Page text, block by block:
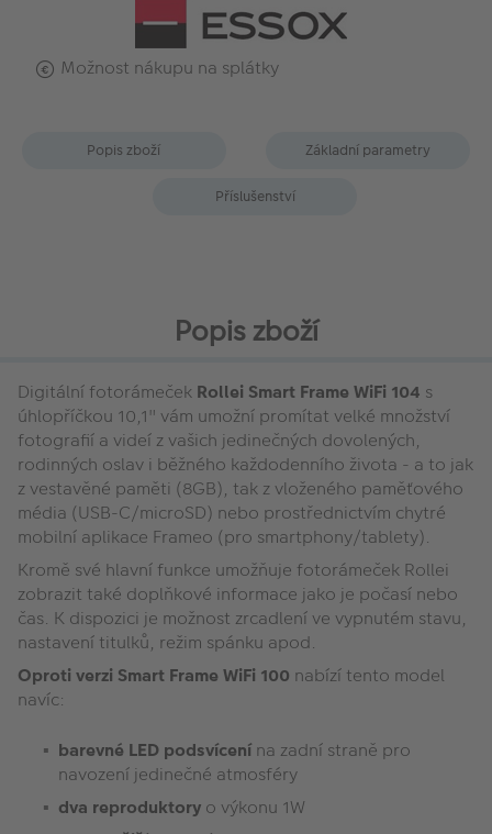
Možnost nákupu na splátky
Popis zboží Základní parametry
Příslušenství
Popis zboží
Digitální fotorámeček Rollei Smart Frame WiFi 104 s
úhlopříčkou 10,1" vám umožní promítat velké množství
fotografií a videí z vašich jedinečných dovolených,
rodinných oslav i běžného každodenního života - a to jak
z vestavěné paměti (8GB), tak z vloženého paměťového
média (USB-C/microSD) nebo prostřednictvím chytré
mobilní aplikace Frameo (pro smartphony/tablety).
Kromě své hlavní funkce umožňuje fotorámeček Rollei
zobrazit také doplňkové informace jako je počasí nebo
čas. K dispozici je možnost zrcadlení ve vypnutém stavu,
nastavení titulků, režim spánku apod.
Oproti verzi Smart Frame WiFi 100 nabízí tento model
navíc:
barevné LED podsvícení na zadní straně pro
navození jedinečné atmosféry
dva reproduktory o výkonu 1W